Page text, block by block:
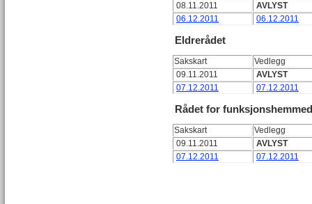
08.11.2011
AVLYST
06.12.2011
06.12.2011
Eldrerådet
Sakskart
Vedlegg
09.11.2011
AVLYST
07.12.2011
07.12.2011
Rådet for
Sakskart
Vedlegg
09.11.2011
AVLYST
07.12.2011
07.12.2011